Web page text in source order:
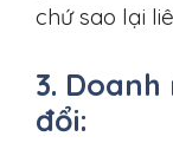
chứ sao lại
3.
đổi: